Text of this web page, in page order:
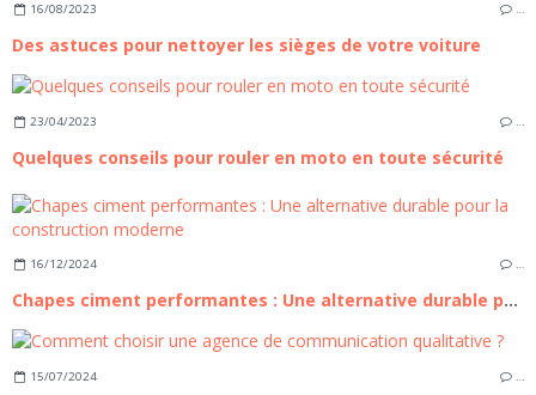
16/08/2023 …
Des astuces pour nettoyer les sièges de votre voiture
23/04/2023 …
Quelques conseils pour rouler en moto en toute sécurité
16/12/2024 …
Chapes ciment performantes : Une alternative durable pour la construction moderne
15/07/2024 …